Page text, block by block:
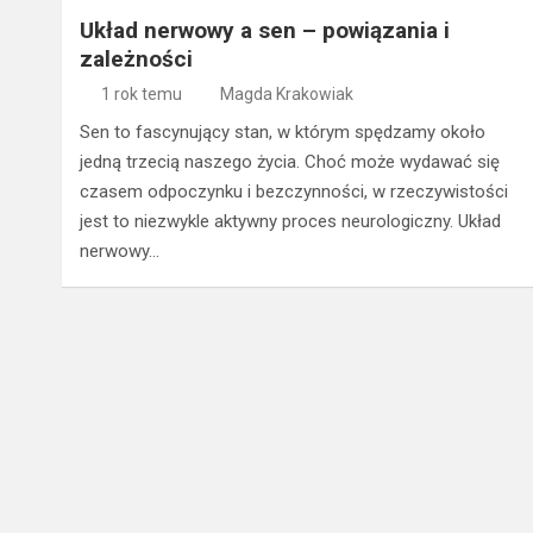
Układ nerwowy a sen – powiązania i
zależności
1 rok temu Magda Krakowiak
Sen to fascynujący stan, w którym spędzamy około
jedną trzecią naszego życia. Choć może wydawać się
czasem odpoczynku i bezczynności, w rzeczywistości
jest to niezwykle aktywny proces neurologiczny. Układ
nerwowy…